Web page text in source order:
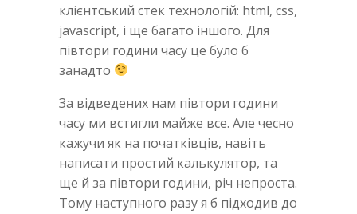
клієнтський стек технологій: html, css,
javascript, і ще багато іншого. Для
півтори години часу це було б
занадто
За відведених нам півтори години
часу ми встигли майже все. Але чесно
кажучи як на початківців, навіть
написати простий калькулятор, та
ще й за півтори години, річ непроста.
Тому наступного разу я б підходив до